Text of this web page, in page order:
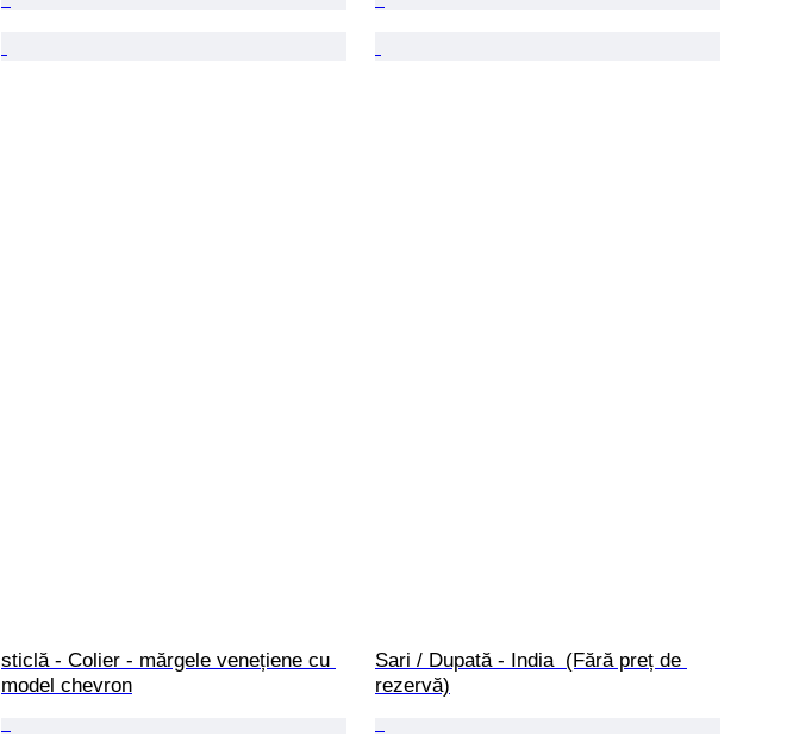
sticlă - Colier - mărgele venețiene cu
model chevron
Sari / Dupată - India  (Fără preț de
rezervă)